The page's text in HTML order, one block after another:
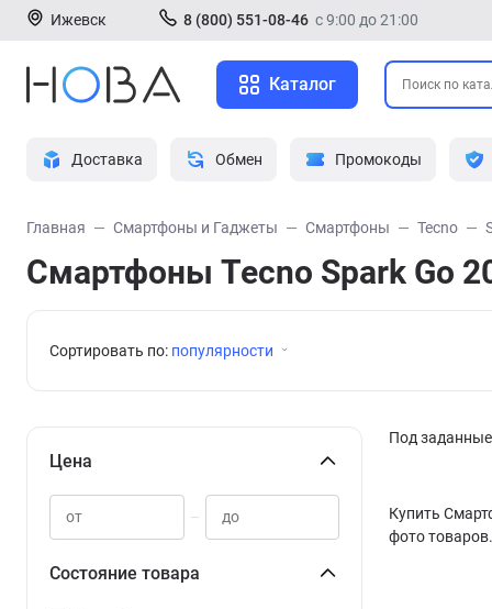
Ижевск 8 (800) 551-08-46 с 9:00 до 21:00
Каталог
Доставка Обмен Промокоды
Главная Смартфоны и Гаджеты Смартфоны Tecno
Смартфоны Tecno Spark Go
Сортировать по: популярности
Цена
–
Состояние товара
Под
Купить
фото